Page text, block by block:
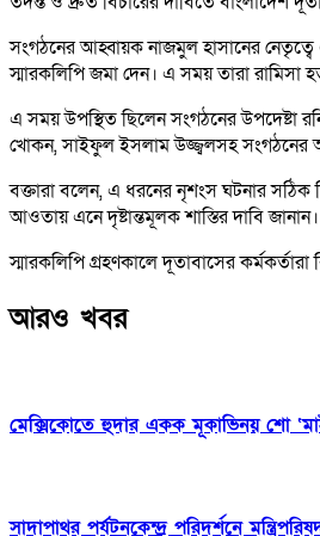
সংগঠনের আহ্বায়ক নাজমুল হাসানের নেতৃত্বে
স্মারকলিপি জমা দেন। এ সময় তারা রামিসা
এ সময় উপস্থিত ছিলেন সংগঠনের উপদেষ্টা
খোকন, সাইফুল ইসলাম উজ্জ্বলসহ সংগঠনের
বক্তারা বলেন, এ ধরনের নৃশংস ঘটনার সঠিক
আওতায় এনে দৃষ্টান্তমূলক শাস্তির দাবি জানান।
স্মারকলিপি গ্রহণকালে দূতাবাসের
আরও খবর
মেক্সিকোতে হুদার একক মূকাভিনয় শো
সাদাপাথর পর্যটনকেন্দ্র পরিদর্শনে